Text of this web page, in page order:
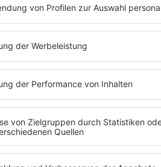
249586/1
). Alle Rechte vorbehalten